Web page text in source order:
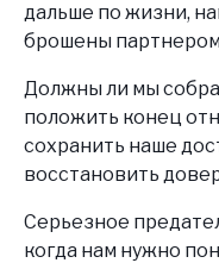
дальше по жизни,
брошены
Должны ли мы
положить конец
сохранить наше
восстановить
Серьезное
когда нам нужно